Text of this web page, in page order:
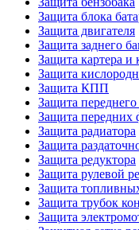
Защита блока
Защита двигателя
Защита заднего
Защита картера и
Защита
Защита КПП
Защита
Защита передних
Защита радиатора
Защита
Защита редуктора
Защита рулевой
Защита
Защита трубок
Защита